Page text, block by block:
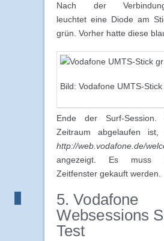
Nach der
leuchtet eine Diode am
grün. Vorher hatte diese
Bild: Vodafone UMTS-
Ende der Surf-Session.
Zeitraum abgelaufen
http://web.vodafone.de/
angezeigt. Es muss
Zeitfenster gekauft werden.
5. Vodafone
Websessions
Test